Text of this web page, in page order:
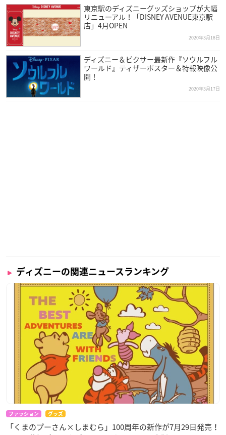
東京駅のディズニーグッズショップが大幅
リニューアル！「DISNEY AVENUE東京駅
店」4月OPEN
2020年3月18日
ディズニー＆ピクサー最新作『ソウルフル
ワールド』ティザーポスター＆特報映像公
開！
2020年3月17日
ディズニーの関連ニュースランキング
ファッション グッズ
「くまのプーさん×しまむら」100周年の新作が7月29日発売！